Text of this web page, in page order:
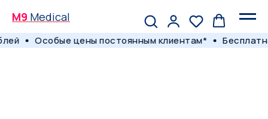
M9 Medical
Особые цены постоянным клиентам*